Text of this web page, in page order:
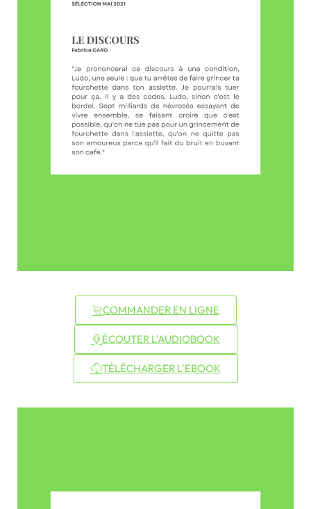
COMMANDER EN LIGNE
ÉCOUTER L'AUDIOBOOK
TÉLÉCHARGER L'EBOOK